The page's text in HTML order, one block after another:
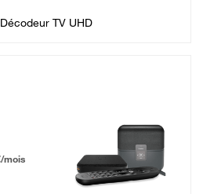
TV UHD
Fibre
puis 42,99 € par mois, Engagement 12 mois
mois